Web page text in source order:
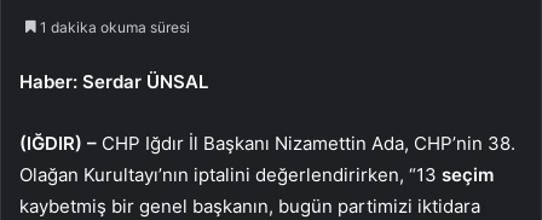
1 dakika okuma süresi
Haber: Serdar ÜNSAL
(IĞDIR) – CHP Iğdır İl Başkanı Nizamettin Ada, CHP’nin 38.
Olağan Kurultayı’nın iptalini değerlendirirken, “13 seçim
kaybetmiş bir genel başkanın, bugün partimizi iktidara